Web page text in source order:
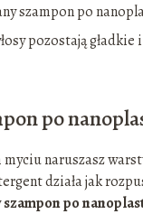
szampon po
pozostają gładkie i
po
myciu naruszasz
działa jak
szampon po